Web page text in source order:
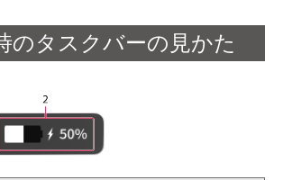
のタスクバーの見かた